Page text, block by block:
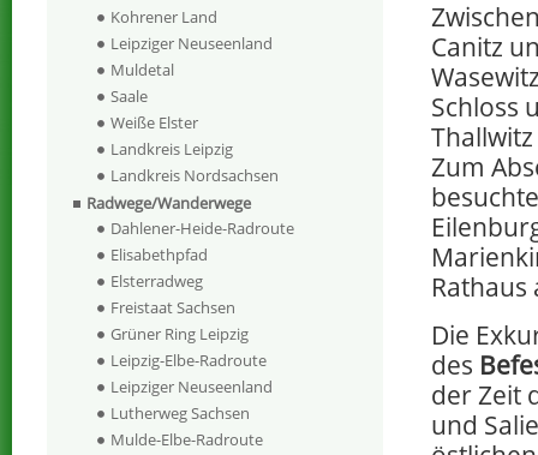
Canitz
Schloss
Zum
Die
des
der Zeit
und
Kohrener Land
Leipziger Neuseenland
Muldetal
Saale
Weiße Elster
Landkreis Leipzig
Landkreis Nordsachsen
Radwege/Wanderwege
Dahlener-Heide-Radroute
Elisabethpfad
Elsterradweg
Freistaat Sachsen
Grüner Ring Leipzig
Leipzig-Elbe-Radroute
Leipziger Neuseenland
Lutherweg Sachsen
Mulde-Elbe-Radroute